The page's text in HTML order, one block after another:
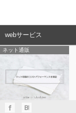
webサービス
ネット通販